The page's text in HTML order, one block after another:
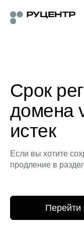
Срок
домена
истек
Если вы хотите
продление в
Перейти